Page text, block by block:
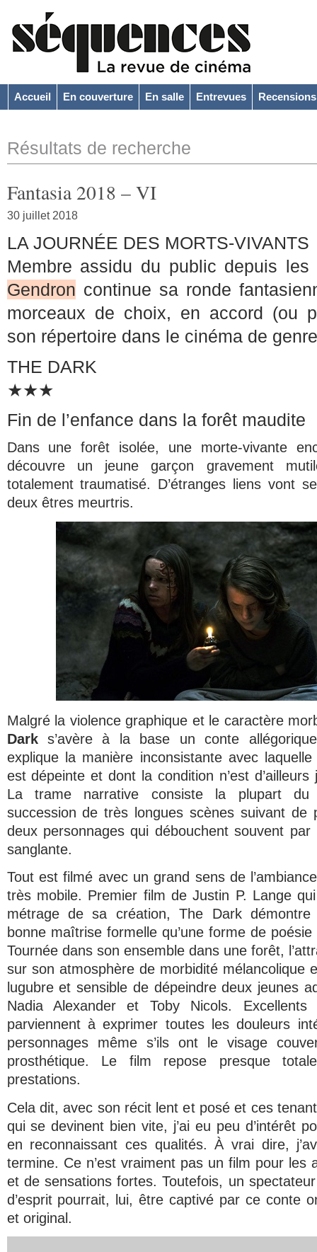
Accueil En couverture En salle Entrevues Recensions
Résultats de recherche
Fantasia 2018 – VI
30 juillet 2018
LA JOURNÉE DES MORTS-VIVANTS
Membre assidu du public depuis
Gendron continue sa ronde
morceaux de choix, en accord (ou
son répertoire dans le cinéma de
THE DARK
★★★
Fin de l’enfance dans la forêt maudite
Dans une forêt isolée, une morte-vivante
découvre un jeune garçon gravement
totalement traumatisé. D’étranges liens vont
deux êtres meurtris.
Malgré la violence graphique et le caractère
Darks’avère à la base un conte
explique la manière inconsistante avec
est dépeinte et dont la condition n’est d’ailleurs
La trame narrative consiste la plupart
succession de très longues scènes suivant
deux personnages qui débouchent souvent
sanglante.
Tout est filmé avec un grand sens de
très mobile. Premier film de Justin P. Lange
métrage de sa création,The Darkdémontre
bonne maîtrise formelle qu’une forme de
Tournée dans son ensemble dans une forêt,
sur son atmosphère de morbidité mélancolique
lugubre et sensible de dépeindre deux jeunes
Nadia Alexander et Toby Nicols. Excellents
parviennent à exprimer toutes les douleurs
personnages même s’ils ont le visage
prosthétique. Le film repose presque
prestations.
Cela dit, avec son récit lent et posé et ces
qui se devinent bien vite, j’ai eu peu d’intérêt
en reconnaissant ces qualités. À vrai dire,
termine. Ce n’est vraiment pas un film pour les
et de sensations fortes. Toutefois, un
d’esprit pourrait, lui, être captivé par ce conte
et original.